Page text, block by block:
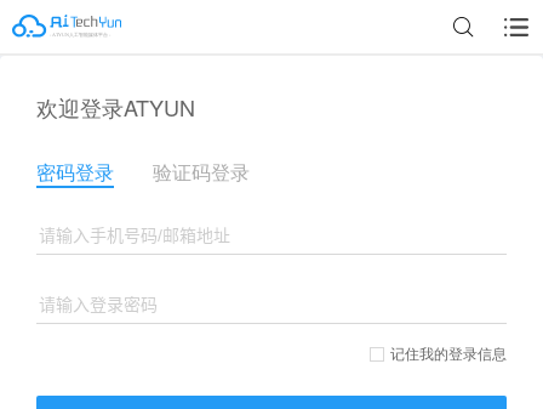
欢迎登录ATYUN
密码登录 验证码登录
记住我的登录信息